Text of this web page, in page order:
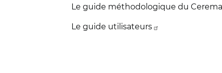
Le guide méthodologique du Cerema
Le guide utilisateurs